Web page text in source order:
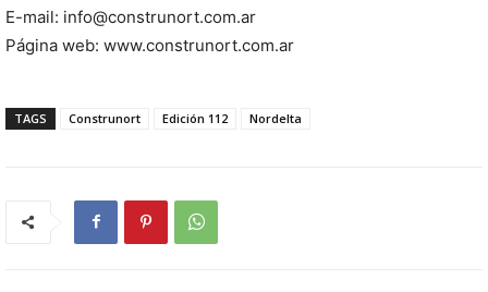
E-mail: info@construnort.com.ar
Página web: www.construnort.com.ar
TAGS Construnort Edición 112 Nordelta